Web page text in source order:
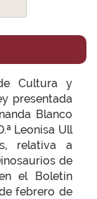
Cultura y
presentada
Blanco
Leonisa Ull
relativa a
de
el Boletín
febrero de